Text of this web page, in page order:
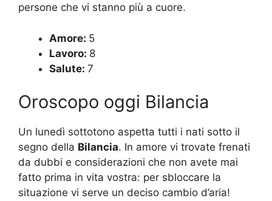
persone che vi stanno più a cuore.
Amore: 5
Lavoro: 8
Salute: 7
Oroscopo oggi Bilancia
Un lunedì sottotono aspetta tutti i nati sotto il
segno della Bilancia. In amore vi trovate frenati
da dubbi e considerazioni che non avete mai
fatto prima in vita vostra: per sbloccare la
situazione vi serve un deciso cambio d’aria!